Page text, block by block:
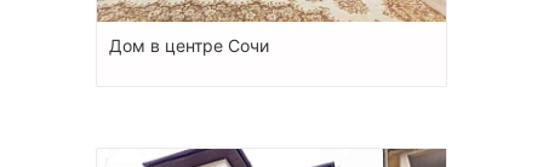
Дом в центре Сочи